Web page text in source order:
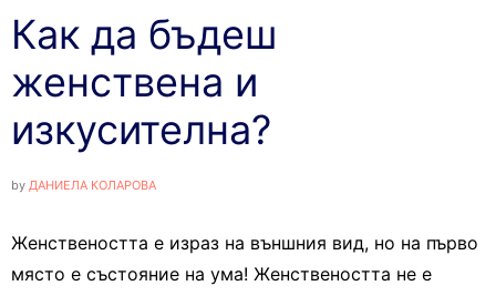
Как да бъдеш
женствена и
изкусителна?
by ДАНИЕЛА КОЛАРОВА
Женствеността е израз на външния вид, но на първо
място е състояние на ума! Женствеността не е